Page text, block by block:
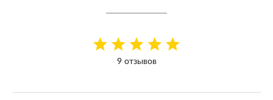
9 отзывов